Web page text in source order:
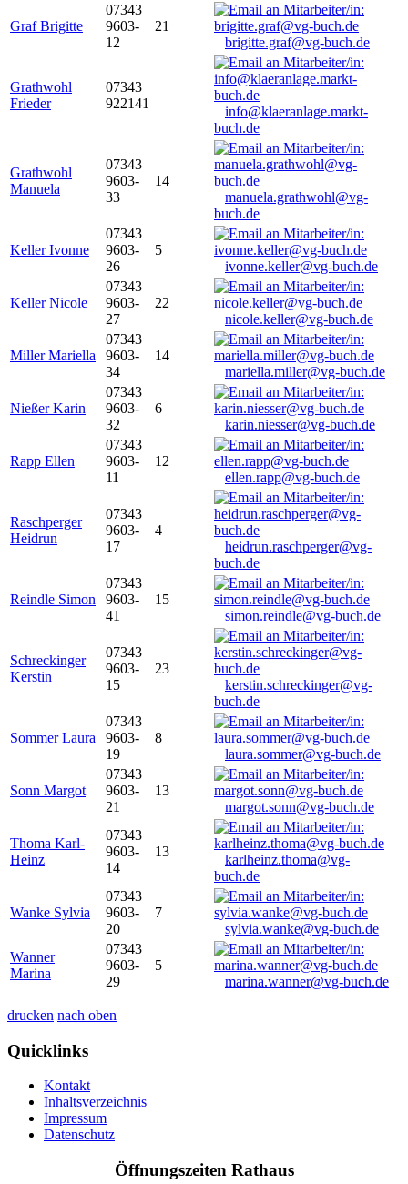
Graf Brigitte
07343
9603-
12
21
brigitte.graf@vg-buch.de
Grathwohl
Frieder
07343
922141
info@klaeranlage.markt-
buch.de
Grathwohl
Manuela
07343
9603-
33
14
manuela.grathwohl@vg-
buch.de
Keller Ivonne
07343
9603-
26
5
ivonne.keller@vg-buch.de
Keller Nicole
07343
9603-
27
22
nicole.keller@vg-buch.de
Miller Mariella
07343
9603-
34
14
mariella.miller@vg-buch.de
Nießer Karin
07343
9603-
32
6
karin.niesser@vg-buch.de
Rapp Ellen
07343
9603-
11
12
ellen.rapp@vg-buch.de
Raschperger
Heidrun
07343
9603-
17
4
heidrun.raschperger@vg-
buch.de
Reindle Simon
07343
9603-
41
15
simon.reindle@vg-buch.de
Schreckinger
Kerstin
07343
9603-
15
23
kerstin.schreckinger@vg-
buch.de
Sommer Laura
07343
9603-
19
8
laura.sommer@vg-buch.de
Sonn Margot
07343
9603-
21
13
margot.sonn@vg-buch.de
Thoma Karl-
Heinz
07343
9603-
14
13
karlheinz.thoma@vg-
buch.de
Wanke Sylvia
07343
9603-
20
7
sylvia.wanke@vg-buch.de
Wanner
Marina
07343
9603-
29
5
marina.wanner@vg-buch.de
drucken nach oben
Quicklinks
Kontakt
Inhaltsverzeichnis
Impressum
Datenschutz
Öffnungszeiten Rathaus